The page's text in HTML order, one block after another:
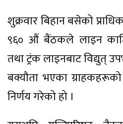
शुक्रवार बिहान बसेको
९६० औं बैंठकले लाइन
तथा ट्रंक लाइनबाट विद्युत्
बक्यौता भएका
निर्णय गरेको हो ।